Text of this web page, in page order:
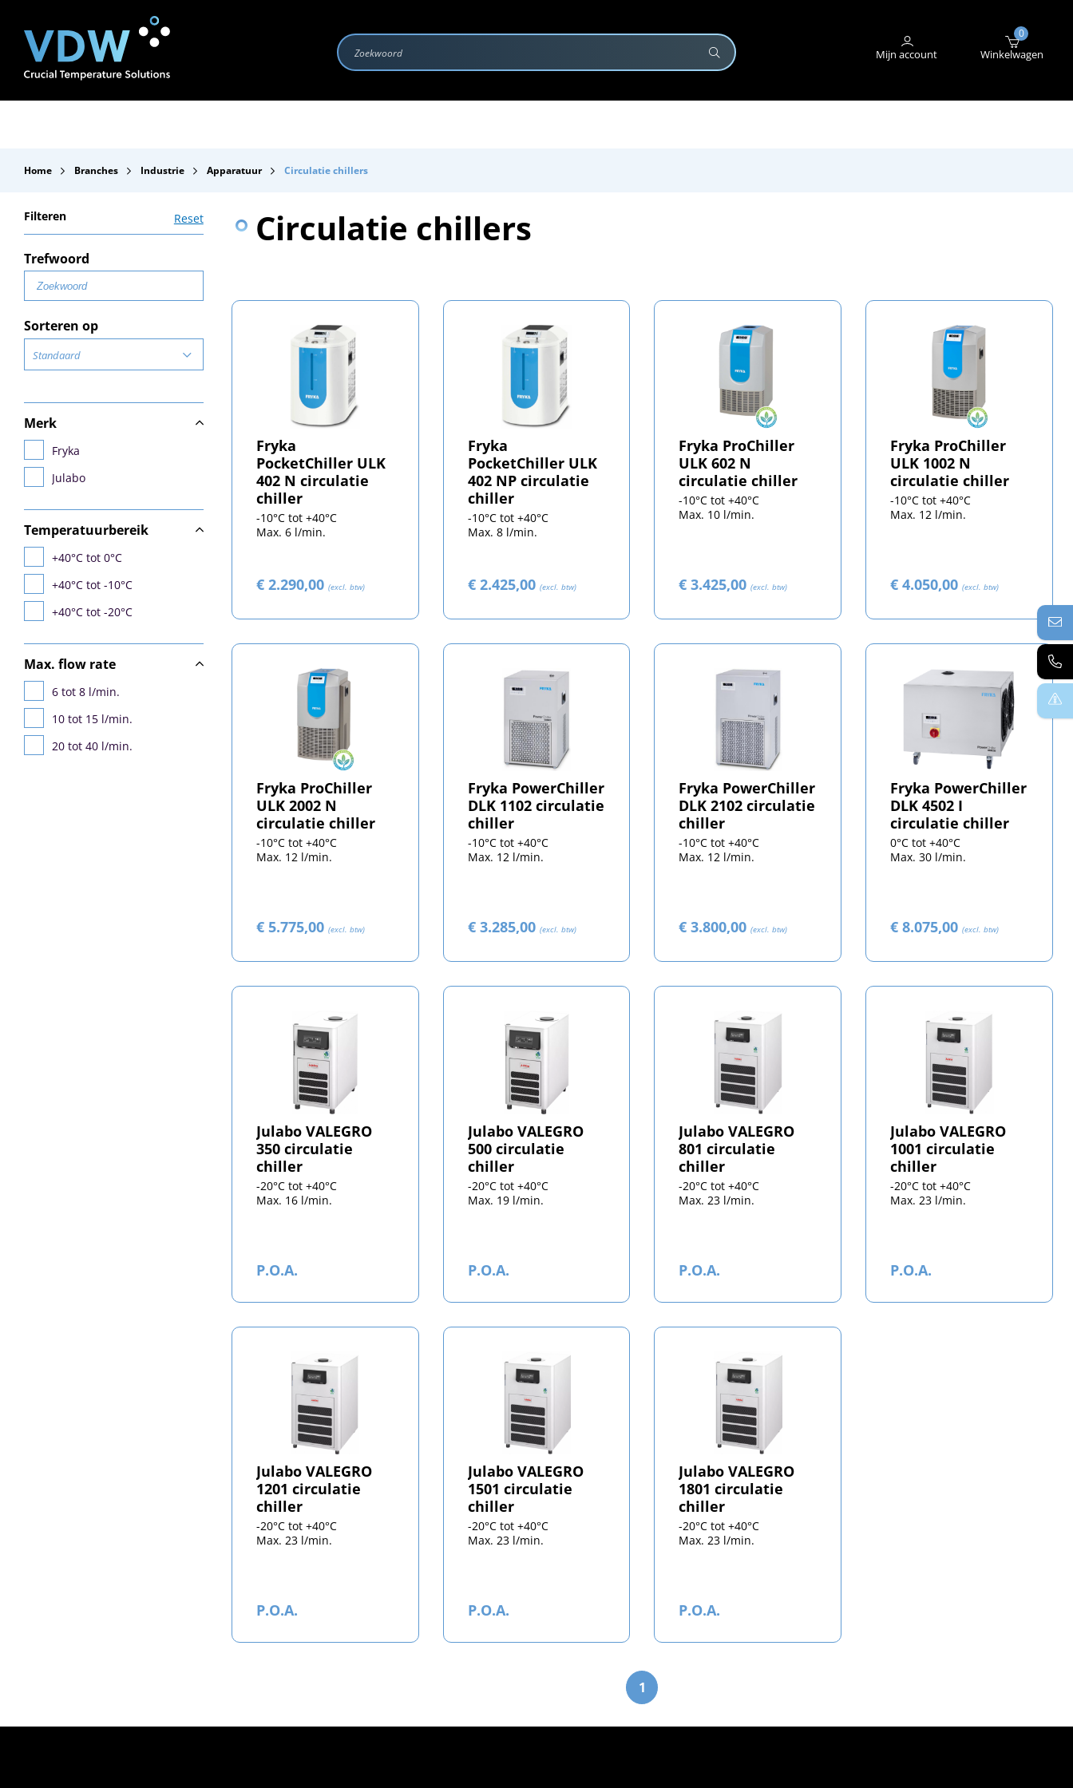
Mijn account
0
Winkelwagen
Branches STORING MELDEN
Home Branches Industrie Apparatuur Circulatie chillers
Filteren
Trefwoord
Reset
Sorteren op
Standaard
Merk
Fryka
Julabo
Temperatuurbereik
+40°C tot 0°C
+40°C tot -10°C
+40°C tot -20°C
Max. flow rate
6 tot 8 l/min.
10 tot 15 l/min.
20 tot 40 l/min.
Circulatie chillers
Fryka
PocketChiller ULK
402 N circulatie
chiller
-10°C tot +40°C
Max. 6 l/min.
€ 2.290,00 (excl. btw)
Fryka
PocketChiller ULK
402 NP circulatie
chiller
-10°C tot +40°C
Max. 8 l/min.
€ 2.425,00 (excl. btw)
Fryka ProChiller
ULK 602 N
circulatie chiller
-10°C tot +40°C
Max. 10 l/min.
€ 3.425,00(excl. btw)
Fryka ProChiller
ULK 1002 N
circulatie chiller
-10°C tot +40°C
Max. 12 l/min.
€ 4.050,00(excl. btw)
Fryka ProChiller
ULK 2002 N
circulatie chiller
-10°C tot +40°C
Max. 12 l/min.
€ 5.775,00 (excl. btw)
Fryka PowerChiller
DLK 1102 circulatie
chiller
-10°C tot +40°C
Max. 12 l/min.
€ 3.285,00 (excl. btw)
Fryka PowerChiller
DLK 2102 circulatie
chiller
-10°C tot +40°C
Max. 12 l/min.
€ 3.800,00(excl. btw)
Fryka PowerChiller
DLK 4502 I
circulatie chiller
0°C tot +40°C
Max. 30 l/min.
€ 8.075,00(excl. btw)
Julabo VALEGRO
350 circulatie
chiller
-20°C tot +40°C
Max. 16 l/min.
P.O.A.
Julabo VALEGRO
500 circulatie
chiller
-20°C tot +40°C
Max. 19 l/min.
P.O.A.
Julabo VALEGRO
801 circulatie
chiller
-20°C tot +40°C
Max. 23 l/min.
P.O.A.
Julabo VALEGRO
1001 circulatie
chiller
-20°C tot +40°C
Max. 23 l/min.
P.O.A.
Julabo VALEGRO
1201 circulatie
chiller
-20°C tot +40°C
Max. 23 l/min.
P.O.A.
Julabo VALEGRO
1501 circulatie
chiller
-20°C tot +40°C
Max. 23 l/min.
P.O.A.
Julabo VALEGRO
1801 circulatie
chiller
-20°C tot +40°C
Max. 23 l/min.
P.O.A.
1